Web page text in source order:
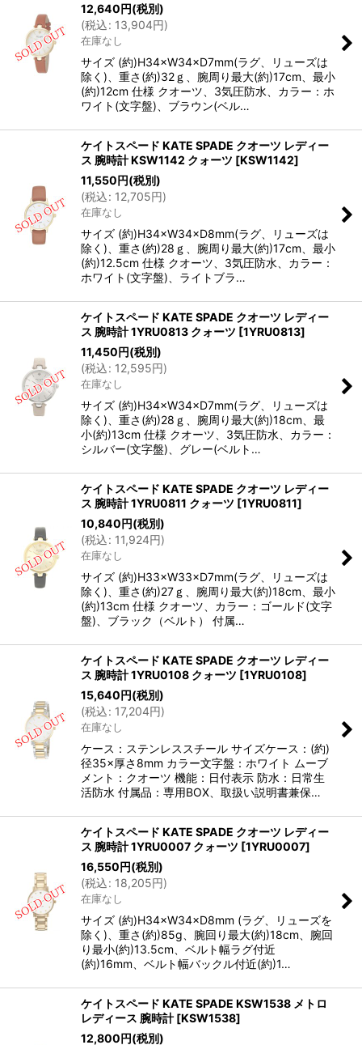
12,640円(税別)
(税込: 13,904円)
在庫なし
サイズ (約)H34×W34×D7mm(ラグ、リューズは
除く)、重さ(約)32ｇ、腕周り最大(約)17cm、最小
(約)12cm 仕様 クオーツ、3気圧防水、カラー：ホ
ワイト(文字盤)、ブラウン(ベル…
ケイトスペード KATE SPADE クオーツ レディー
ス 腕時計 KSW1142 クォーツ [KSW1142]
11,550円(税別)
(税込: 12,705円)
在庫なし
サイズ (約)H34×W34×D8mm(ラグ、リューズは
除く)、重さ(約)28ｇ、腕周り最大(約)17cm、最小
(約)12.5cm 仕様 クオーツ、3気圧防水、カラー：
ホワイト(文字盤)、ライトブラ…
ケイトスペード KATE SPADE クオーツ レディー
ス 腕時計 1YRU0813 クォーツ [1YRU0813]
11,450円(税別)
(税込: 12,595円)
在庫なし
サイズ (約)H34×W34×D7mm(ラグ、リューズは
除く)、重さ(約)28ｇ、腕周り最大(約)18cm、最
小(約)13cm 仕様 クオーツ、3気圧防水、カラー：
シルバー(文字盤)、グレー(ベルト…
ケイトスペード KATE SPADE クオーツ レディー
ス 腕時計 1YRU0811 クォーツ [1YRU0811]
10,840円(税別)
(税込: 11,924円)
在庫なし
サイズ (約)H33×W33×D7mm(ラグ、リューズは
除く)、重さ(約)27ｇ、腕周り最大(約)18cm、最小
(約)13cm 仕様 クオーツ、カラー：ゴールド(文字
盤)、ブラック（ベルト） 付属…
ケイトスペード KATE SPADE クオーツ レディー
ス 腕時計 1YRU0108 クォーツ [1YRU0108]
15,640円(税別)
(税込: 17,204円)
在庫なし
ケース：ステンレススチール サイズケース：(約)
径35×厚さ8mm カラー文字盤：ホワイト ムーブ
メント：クオーツ 機能：日付表示 防水：日常生
活防水 付属品：専用BOX、取扱い説明書兼保…
ケイトスペード KATE SPADE クオーツ レディー
ス 腕時計 1YRU0007 クォーツ [1YRU0007]
16,550円(税別)
(税込: 18,205円)
在庫なし
サイズ (約)H34×W34×D8mm (ラグ、リューズを
除く)、重さ(約)85g、腕回り最大(約)18cm、腕回
り最小(約)13.5cm、ベルト幅ラグ付近
(約)16mm、ベルト幅バックル付近(約)1…
ケイトスペード KATE SPADE KSW1538 メトロ
レディース 腕時計 [KSW1538]
12,800円(税別)